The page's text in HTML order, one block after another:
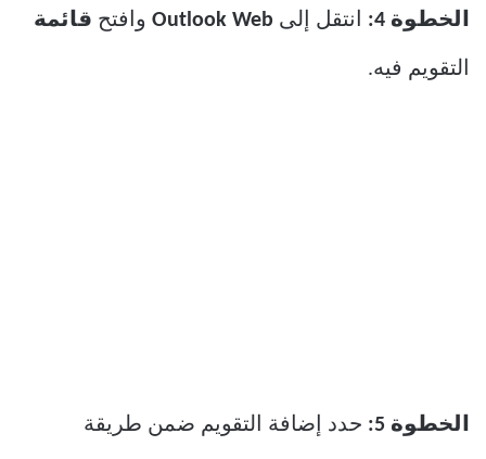
الخطوة 4: انتقل إلى وافتح قائمة
التقويم فيه.
الخطوة 5: حدد إضافة التقويم ضمن طريقة